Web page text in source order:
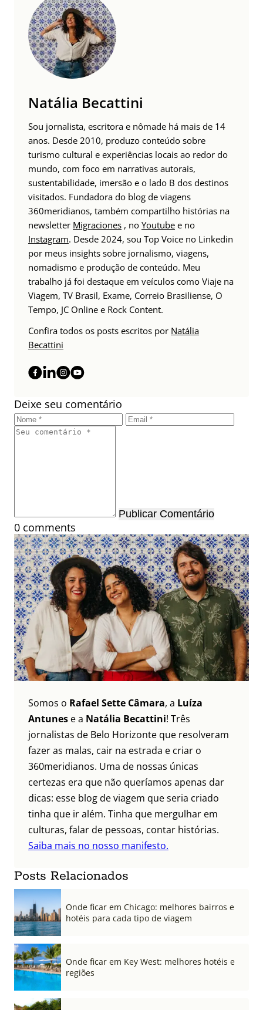
Natália Becattini
Sou jornalista, escritora e nômade há mais de 14
anos. Desde 2010, produzo conteúdo sobre
turismo cultural e experiências locais ao redor do
mundo, com foco em narrativas autorais,
sustentabilidade, imersão e o lado B dos destinos
visitados. Fundadora do blog de viagens
360meridianos, também compartilho histórias na
newsletter Migraciones , no Youtube e no
Instagram. Desde 2024, sou Top Voice no Linkedin
por meus insights sobre jornalismo, viagens,
nomadismo e produção de conteúdo. Meu
trabalho já foi destaque em veículos como Viaje na
Viagem, TV Brasil, Exame, Correio Brasiliense, O
Tempo, JC Online e Rock Content.
Confira todos os posts escritos por Natália
Becattini
Deixe seu comentário
Publicar Comentário
0 comments
Somos o Rafael Sette Câmara, a Luíza
Antunes e a Natália Becattini! Três
jornalistas de Belo Horizonte que resolveram
fazer as malas, cair na estrada e criar o
360meridianos. Uma de nossas únicas
certezas era que não queríamos apenas dar
dicas: esse blog de viagem que seria criado
tinha que ir além. Tinha que mergulhar em
culturas, falar de pessoas, contar histórias.
Saiba mais no nosso manifesto.
Posts Relacionados
Onde ficar em Chicago: melhores bairros e
hotéis para cada tipo de viagem
Onde ficar em Key West: melhores hotéis e
regiões